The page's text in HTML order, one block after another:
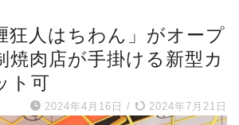
狂人はちわん」がオープ
焼肉店が手掛ける新型カ
ト可
2024年4月16日 / 2024年7月21日